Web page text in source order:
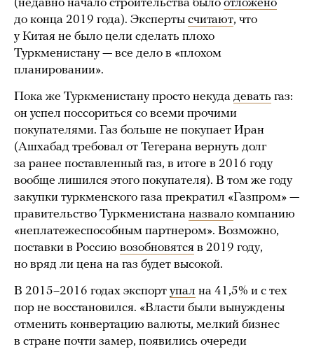
(недавно начало строительства было отложено
до конца 2019 года). Эксперты считают, что
у Китая не было цели сделать плохо
Туркменистану — все дело в «плохом
планировании».
Пока же Туркменистану просто некуда девать газ:
он успел поссориться со всеми прочими
покупателями. Газ больше не покупает Иран
(Ашхабад требовал от Тегерана вернуть долг
за ранее поставленный газ, в итоге в 2016 году
вообще лишился этого покупателя). В том же году
закупки туркменского газа прекратил «Газпром» —
правительство Туркменистана назвало компанию
«неплатежеспособным партнером». Возможно,
поставки в Россию возобновятся в 2019 году,
но вряд ли цена на газ будет высокой.
В 2015–2016 годах экспорт упал на 41,5% и с тех
пор не восстановился. «Власти были вынуждены
отменить конвертацию валюты, мелкий бизнес
в стране почти замер, появились очереди